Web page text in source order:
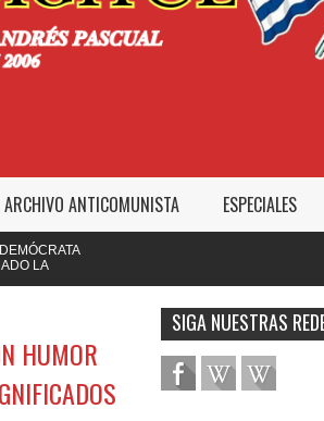
ARCHIVO ANTICOMUNISTA ESPECIALES
HUMOR
SIGA NUESTRAS